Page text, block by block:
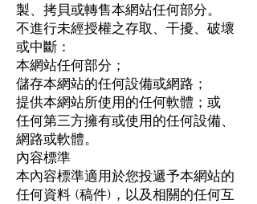
製、拷貝或轉售本網站任何部分。
不進行未經授權之存取、干擾、破壞
或中斷：
本網站任何部分；
儲存本網站的任何設備或網路；
提供本網站所使用的任何軟體；或
任何第三方擁有或使用的任何設備、
網路或軟體。
內容標準
本內容標準適用於您投遞予本網站的
任何資料 (稿件)，以及相關的任何互